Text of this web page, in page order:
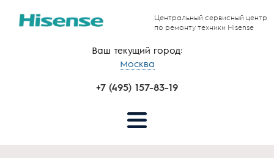
Центральный сервисный центр
по ремонту техники Hisense
Ваш текущий город:
Москва
+7 (495) 157-83-19